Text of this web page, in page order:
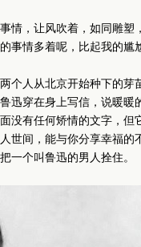
，让风吹着，如同雕塑
事情多着呢，比起我的尴
人从北京开始种下的芽
迅穿在身上写信，说暖暖
有任何矫情的文字，但
世间，能与你分享幸福的
一个叫鲁迅的男人拴住。